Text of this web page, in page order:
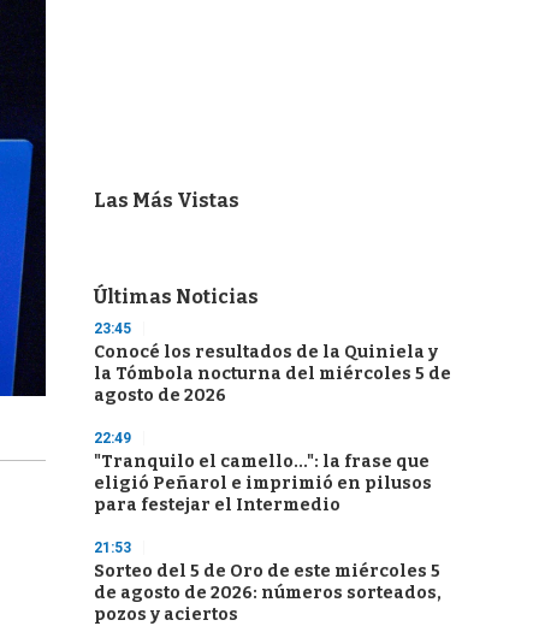
Las Más Vistas
Últimas Noticias
23:45
Conocé los resultados de la Quiniela y
la Tómbola nocturna del miércoles 5 de
agosto de 2026
22:49
"Tranquilo el camello...": la frase que
eligió Peñarol e imprimió en pilusos
para festejar el Intermedio
21:53
Sorteo del 5 de Oro de este miércoles 5
de agosto de 2026: números sorteados,
pozos y aciertos